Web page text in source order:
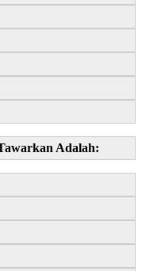
Adalah: